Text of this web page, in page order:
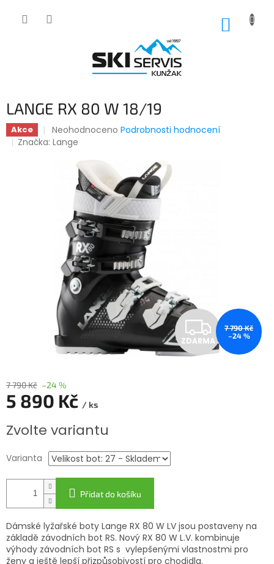
LANGE RX 80 W 18/19
Akce
Průměrné
hodnocení
hvězdiček.
Neohodnoceno Podrobnosti hodnocení
Značka:Lange
Z
D
ZDARMA
7 790 Kč
–24 %
7 790 Kč –24 %
5 890 Kč / ks
cena:
Zvolte variantu
Varianta
Přidat do košíku
Dámské lyžařské boty Lange RX 80 W LV jsou postaveny na
základě závodních bot RS. Nový RX 80 W L.V. kombinuje
výhody závodních bot RS s vylepšenými vlastnostmi pro
ženy a ještě lepší přizpůsobivostí pro chodidla.